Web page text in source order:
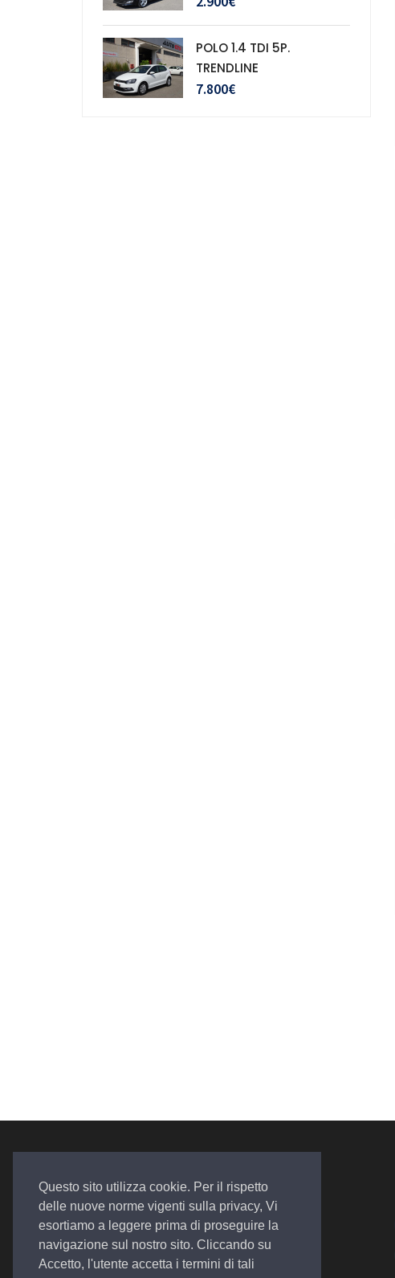
Questo sito utilizza cookie. Per il rispetto
delle nuove norme vigenti sulla privacy, Vi
esortiamo a leggere prima di proseguire la
navigazione sul nostro sito. Cliccando su
Accetto, l'utente accetta i termini di tali
POLO 1.4 TDI 5P.
TRENDLINE
7.800€
Auto. Assistenza. Qualità